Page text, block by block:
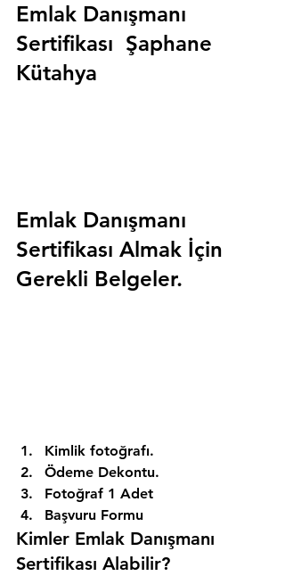
Emlak Danışmanı
Sertifikası  Şaphane
Kütahya
Emlak Danışmanı
Sertifikası Almak İçin
Gerekli Belgeler.
Kimlik fotoğrafı.
Ödeme Dekontu.
Fotoğraf 1 Adet
Başvuru Formu
Kimler Emlak Danışmanı
Sertifikası Alabilir?